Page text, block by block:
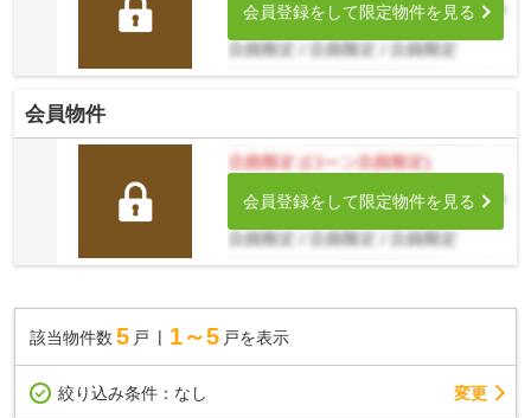
会員登録をして限定物件を見る
会員物件
会員登録をして限定物件を見る
該当物件数 5 戸 1～5 戸を表示
絞り込み条件： なし 変更